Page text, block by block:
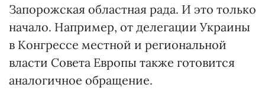
Запорожская областная рада. И это только
начало. Например, от делегации Украины
в Конгрессе местной и региональной
власти Совета Европы также готовится
аналогичное обращение.